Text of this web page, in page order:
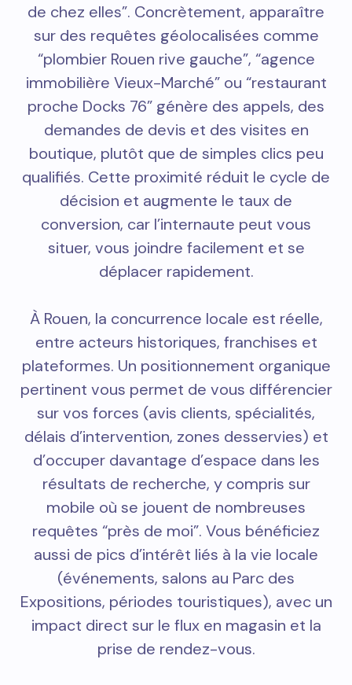
de chez elles”. Concrètement, apparaître
sur des requêtes géolocalisées comme
“plombier Rouen rive gauche”, “agence
immobilière Vieux-Marché” ou “restaurant
proche Docks 76” génère des appels, des
demandes de devis et des visites en
boutique, plutôt que de simples clics peu
qualifiés. Cette proximité réduit le cycle de
décision et augmente le taux de
conversion, car l’internaute peut vous
situer, vous joindre facilement et se
déplacer rapidement.
À Rouen, la concurrence locale est réelle,
entre acteurs historiques, franchises et
plateformes. Un positionnement organique
pertinent vous permet de vous différencier
sur vos forces (avis clients, spécialités,
délais d’intervention, zones desservies) et
d’occuper davantage d’espace dans les
résultats de recherche, y compris sur
mobile où se jouent de nombreuses
requêtes “près de moi”. Vous bénéficiez
aussi de pics d’intérêt liés à la vie locale
(événements, salons au Parc des
Expositions, périodes touristiques), avec un
impact direct sur le flux en magasin et la
prise de rendez-vous.